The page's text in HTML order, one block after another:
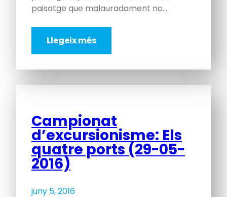
paisatge que malauradament no…
Llegeix més
Campionat
d’excursionisme: Els
quatre ports (29-05-
2016)
juny 5, 2016